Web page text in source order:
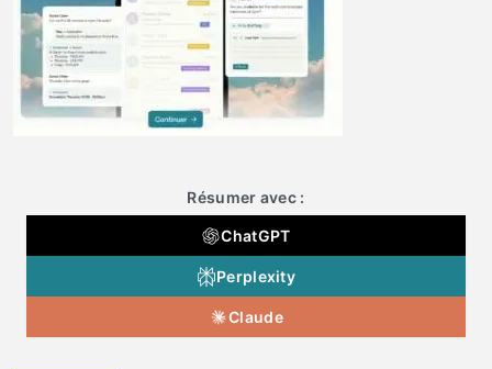
Résumer avec :
ChatGPT
Perplexity
Claude